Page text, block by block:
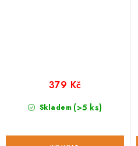
Skladem (>5 ks)
379 Kč